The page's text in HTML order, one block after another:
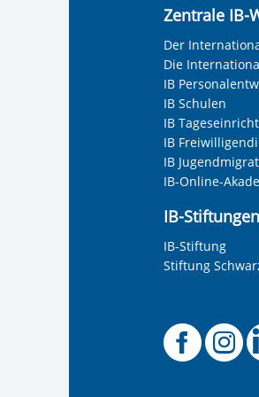
Zentrale IB-
Der
Die
IB
IB Schulen
IB
IB
IB
IB-Online-
IB-
IB-Stiftung
Stiftung